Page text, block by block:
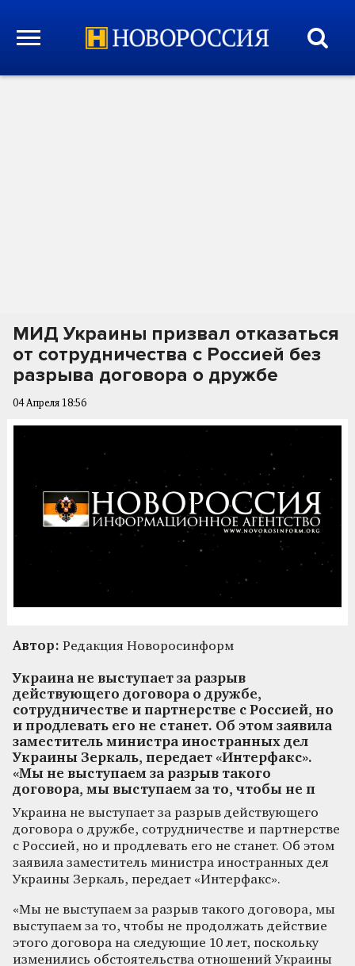
МИД Украины призвал отказаться
от сотрудничества с Россией без
разрыва договора о дружбе
04 Апреля 18:56
Автор: Редакция Новоросинформ
Украина не выступает за разрыв
действующего договора о дружбе,
сотрудничестве и партнерстве с Россией, но
и продлевать его не станет. Об этом заявила
заместитель министра иностранных дел
Украины Зеркаль, передает «Интерфакс».
«Мы не выступаем за разрыв такого
договора, мы выступаем за то, чтобы не п
Украина не выступает за разрыв действующего
договора о дружбе, сотрудничестве и партнерстве
с Россией, но и продлевать его не станет. Об этом
заявила заместитель министра иностранных дел
Украины Зеркаль, передает «Интерфакс».
«Мы не выступаем за разрыв такого договора, мы
выступаем за то, чтобы не продолжать действие
этого договора на следующие 10 лет, поскольку
изменились обстоятельства отношений Украины